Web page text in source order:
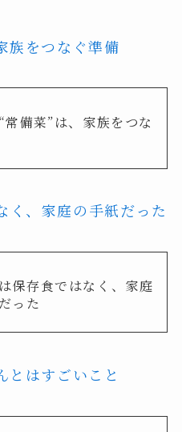
族をつなぐ準備
常備菜”は、家族をつな
く、家庭の手紙だった
保存食ではなく、家庭
った
とはすごいこと